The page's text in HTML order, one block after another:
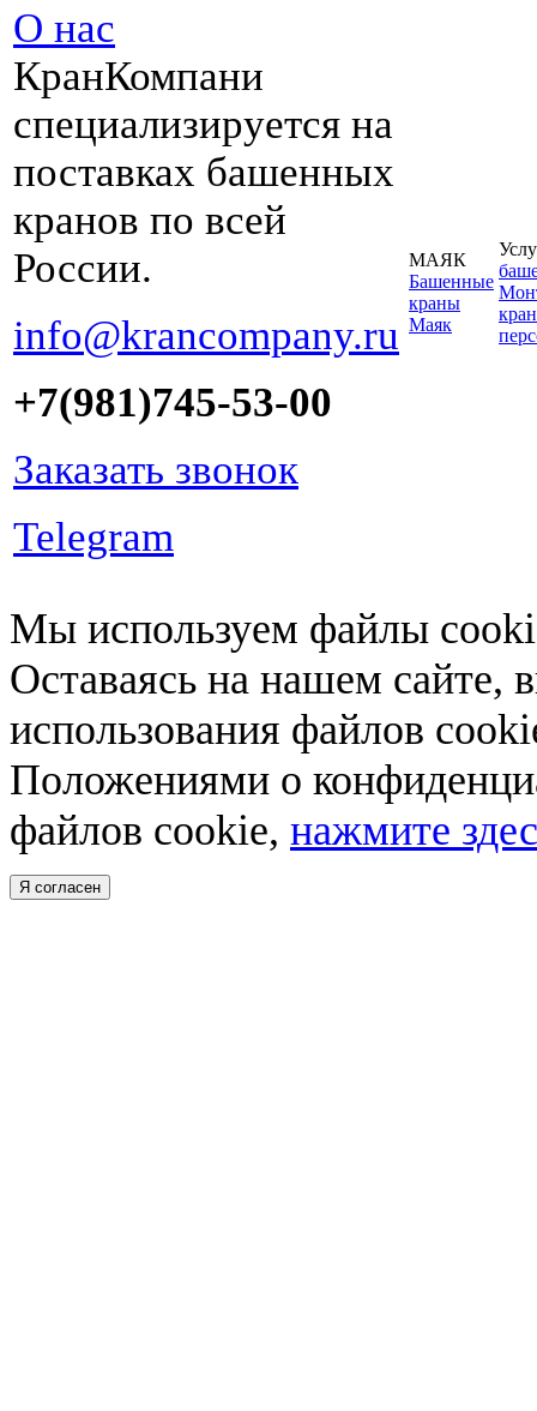
О нас
КранКомпани
специализируется на
поставках башенных
кранов по всей
России.
info@krancompany.ru
+7(981)745-53-00
Заказать звонок
Telegram
МАЯК
Башенные
краны
Маяк
Мы используем файлы
Оставаясь на нашем сайте,
использования файлов
Положениями о
файлов cookie, нажмите
Я согласен